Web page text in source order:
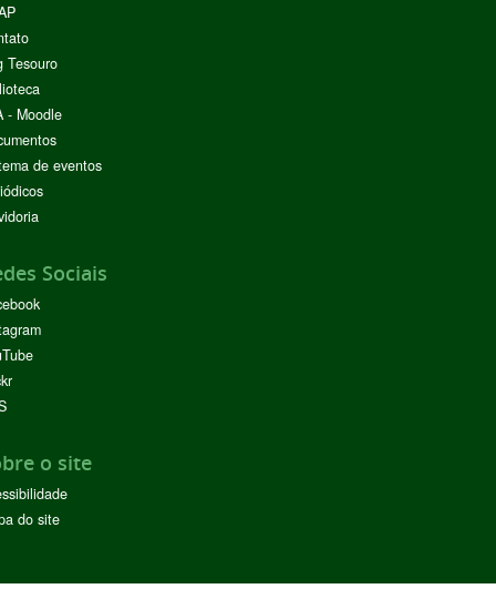
Tesouro
- Moodle
de eventos
Sociais
o site
do site